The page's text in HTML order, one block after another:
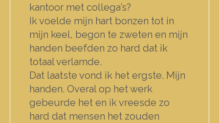
kantoor met collega’s?
Ik voelde mijn hart bonzen tot in
mijn keel, begon te zweten en mijn
handen beefden zo hard dat ik
totaal verlamde.
Dat laatste vond ik het ergste. Mijn
handen. Overal op het werk
gebeurde het en ik vreesde zo
hard dat mensen het zouden